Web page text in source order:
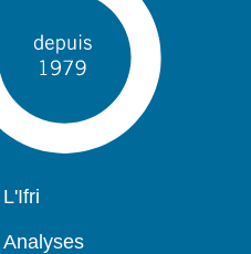
Navigation
L'Ifri
Analyses